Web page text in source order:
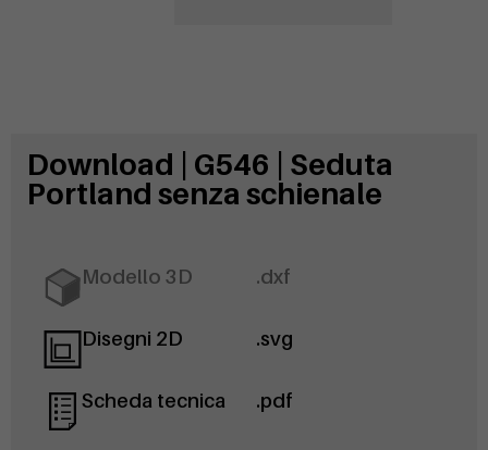
Download | G546 | Seduta
Portland senza schienale
Modello 3D .dxf
Disegni 2D .svg
Scheda tecnica .pdf